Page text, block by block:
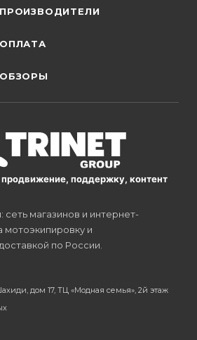
ПРОИЗВОДИТЕЛИ
ОПЛАТА
ОБЗОРЫ
поддержку, контент
сеть магазинов и интернет-
мотоэкипировку и
по России.
дом 17, ТЦ «Модная семья», 2й этаж